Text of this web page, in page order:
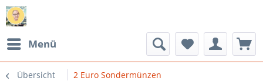
Menü
Übersicht 2 Euro Sondermünzen